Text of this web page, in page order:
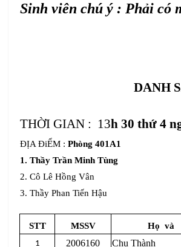
Sinh viên chú ý : Phải có
DANH
THỜI GIAN : 13h 30 thứ 4
ĐỊA ĐiỂM : Phòng 401A1
1. Thầy Trần Minh Tùng
2. Cô Lê Hồng Vân
3. Thầy Phan Tiến Hậu
STT MSSV Họ và
1 2006160 Chu Thành